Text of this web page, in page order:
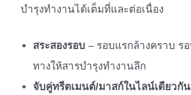
บำรุงทำงานได้เต็มที่และต่อเนื่อง
สระสองรอบ – รอบแรกล้างคราบ ร
ทางให้สารบำรุงทำงานลึก
จับคู่ทรีตเมนต์/มาสก์ในไลน์เดียวกัน